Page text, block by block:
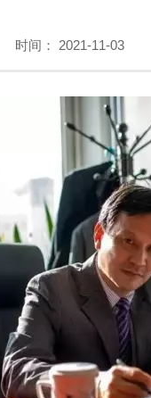
时间： 2021-11-03